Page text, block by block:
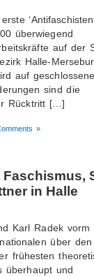
überwiegend
auf der
Halle-
auf
sind die
Rücktritt […]
»
in Halle
Karl Radek vorm
über den
frühesten
überhaupt und